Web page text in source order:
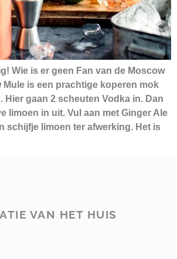
Wie is er geen Fan van de Moscow
Mule is een prachtige koperen mok
Hier gaan 2 scheuten Vodka in. Dan
limoen in uit. Vul aan met Ginger Ale
schijfje limoen ter afwerking. Het is
VAN HET HUIS